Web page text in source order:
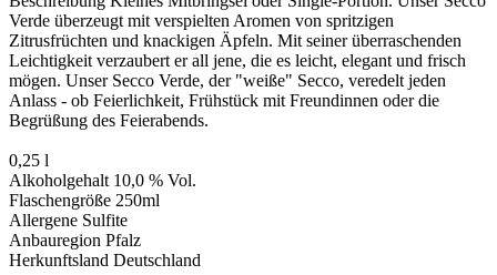
Verde überzeugt mit verspielten Aromen von spritzigen
Zitrusfrüchten und knackigen Äpfeln. Mit seiner überraschenden
Leichtigkeit verzaubert er all jene, die es leicht, elegant und frisch
mögen. Unser Secco Verde, der "weiße" Secco, veredelt jeden
Anlass - ob Feierlichkeit, Frühstück mit Freundinnen oder die
Begrüßung des Feierabends.
0,25 l
Alkoholgehalt 10,0 % Vol.
Flaschengröße 250ml
Allergene Sulfite
Anbauregion Pfalz
Herkunftsland Deutschland